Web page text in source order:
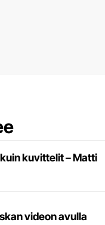
kuvittelit – Matti
videon avulla